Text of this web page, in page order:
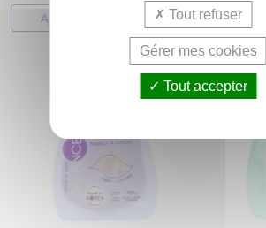
AJOUTER AU PANIER Tout refuser
Gérer mes cookies
Tout accepter